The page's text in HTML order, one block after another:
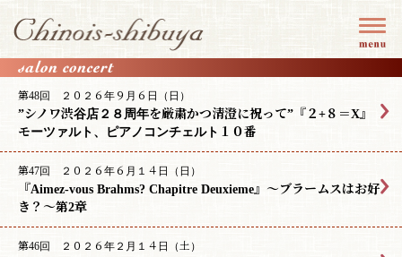
第48回 ２０２６年９月６日（日）
”シノワ渋谷店２８周年を厳粛かつ清澄に祝って”『２+８＝X』
モーツァルト、ピアノコンチェルト１０番
第47回 ２０２６年６月１４日（日）
『Aimez-vous Brahms? Chapitre Deuxieme』〜ブラームスはお好
き？〜第2章
第46回 ２０２６年２月１４日（土）